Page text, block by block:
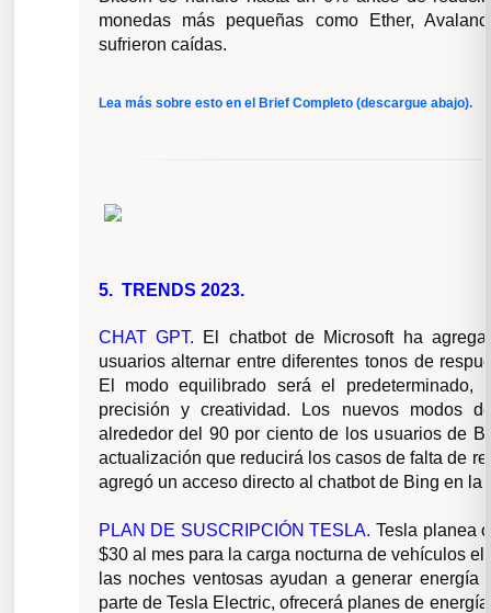
monedas más pequeñas como Ether,
sufrieron caídas.
Lea más sobre esto en el Brief Completo (descargue abajo).
5. TRENDS 2023.
CHAT GPT.
El chatbot de Microsoft ha
usuarios alternar entre diferentes tonos de
El modo equilibrado será el predeterminado,
precisión y creatividad. Los nuevos modos
alrededor del 90 por ciento de los usuarios de
actualización que reducirá los casos de falta de
agregó un acceso directo al chatbot de Bing en la
PLAN DE SUSCRIPCIÓN TESLA. Tesla planea
$30 al mes para la carga nocturna de vehículos
las noches ventosas ayudan a generar energía
parte de Tesla Electric, ofrecerá planes de